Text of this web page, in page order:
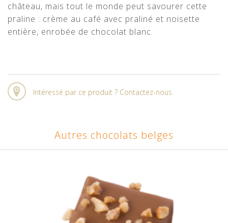
château, mais tout le monde peut savourer cette
praline : crème au café avec praliné et noisette
entière, enrobée de chocolat blanc.
Intéressé par ce produit ? Contactez-nous
Autres chocolats belges